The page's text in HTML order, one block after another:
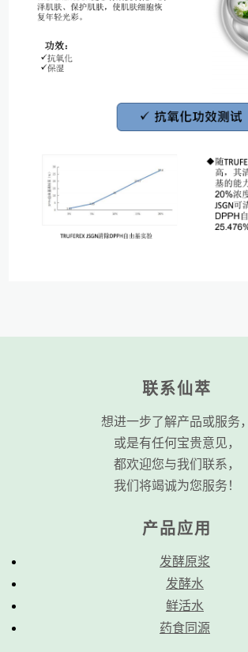
联系仙萃
想进一步了解产品或服务，
或是有任何宝贵意见，
都欢迎您与我们联系，
我们将竭诚为您服务！
产品应用
发酵原浆
发酵水
鲜活水
药食同源